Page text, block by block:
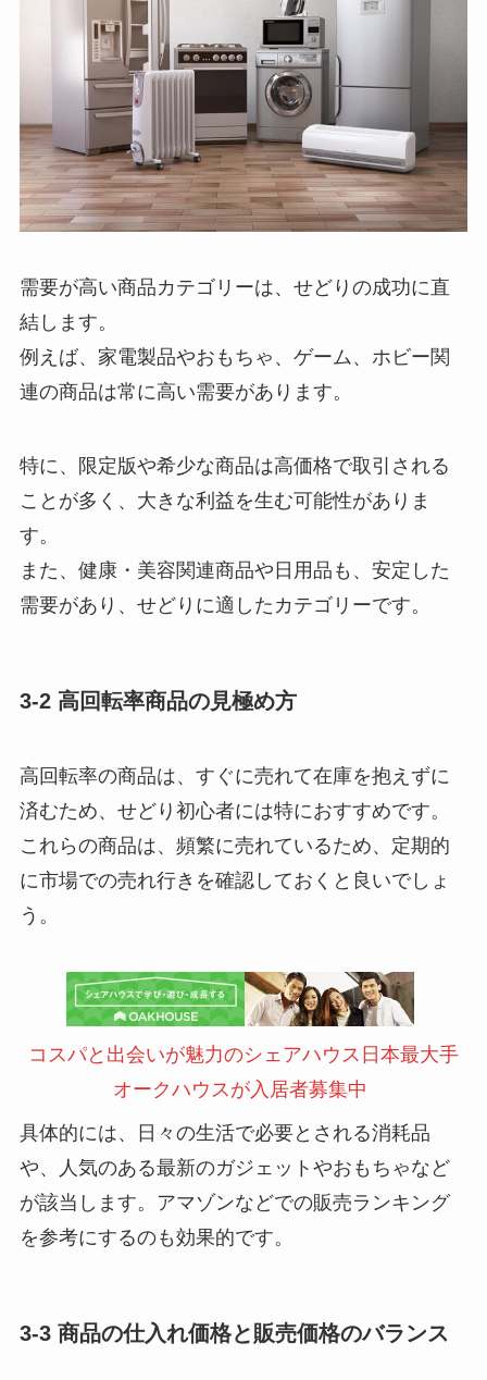
需要が高い商品カテゴリーは、せどりの成功に直
結します。
例えば、家電製品やおもちゃ、ゲーム、ホビー関
連の商品は常に高い需要があります。
特に、限定版や希少な商品は高価格で取引される
ことが多く、大きな利益を生む可能性がありま
す。
また、健康・美容関連商品や日用品も、安定した
需要があり、せどりに適したカテゴリーです。
3-2 高回転率商品の見極め方
高回転率の商品は、すぐに売れて在庫を抱えずに
済むため、せどり初心者には特におすすめです。
これらの商品は、頻繁に売れているため、定期的
に市場での売れ行きを確認しておくと良いでしょ
う。
コスパと出会いが魅力のシェアハウス日本最大手
オークハウスが入居者募集中
具体的には、日々の生活で必要とされる消耗品
や、人気のある最新のガジェットやおもちゃなど
が該当します。アマゾンなどでの販売ランキング
を参考にするのも効果的です。
3-3 商品の仕入れ価格と販売価格のバランス